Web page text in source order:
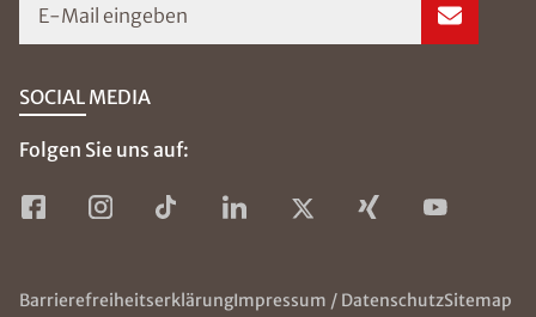
E-Mail eingeben
SOCIAL MEDIA
Folgen Sie uns auf:
BarrierefreiheitserklärungImpressum / DatenschutzSitemap